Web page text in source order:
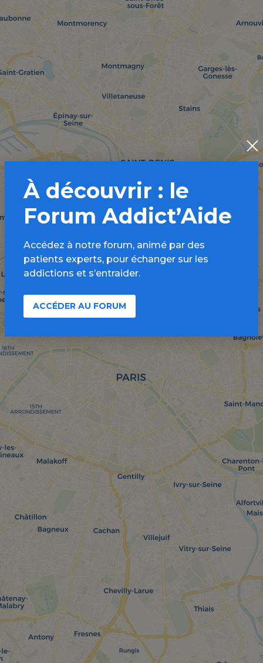
À découvrir : le
Forum Addict’Aide
Accédez à notre forum, animé par des
patients experts, pour échanger sur les
addictions et s’entraider.
ACCÉDER AU FORUM